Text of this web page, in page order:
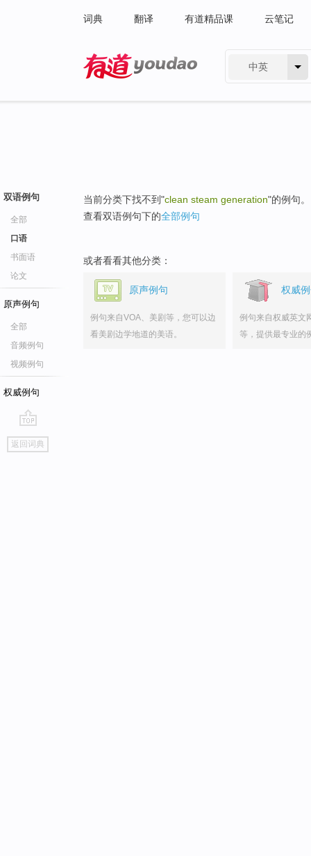
词典 翻译 有道精品课 云笔记
中英
双语例句
全部
口语
书面语
论文
原声例句
全部
音频例句
视频例句
权威例句
go
top
返回词典
当前分类下找不到"clean steam generation"的例句。
查看双语例句下的全部例句
或者看看其他分类：
原声例句
例句来自VOA、美剧等，您可以边
看美剧边学地道的美语。
权威
例句来自权威英文
等，提供最专业的